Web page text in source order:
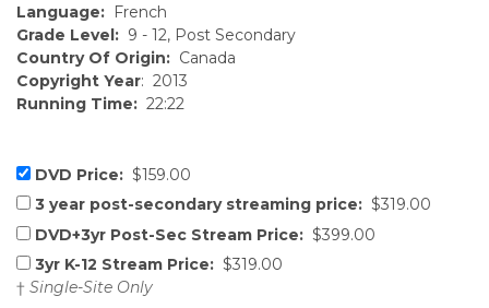
Language: French
Grade Level: 9 - 12, Post Secondary
Country Of Origin: Canada
Copyright Year: 2013
Running Time: 22:22
DVD Price: $159.00
3 year post-secondary streaming price: $319.00
DVD+3yr Post-Sec Stream Price: $399.00
3yr K-12 Stream Price: $319.00
† Single-Site Only